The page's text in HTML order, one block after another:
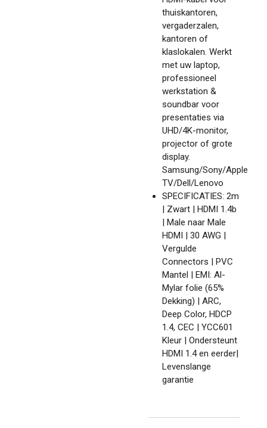
thuiskantoren,
vergaderzalen,
kantoren of
klaslokalen. Werkt
met uw laptop,
professioneel
werkstation &
soundbar voor
presentaties via
UHD/4K-monitor,
projector of grote
display.
Samsung/Sony/Apple
TV/Dell/Lenovo
SPECIFICATIES: 2m
| Zwart | HDMI 1.4b
| Male naar Male
HDMI | 30 AWG |
Vergulde
Connectors | PVC
Mantel | EMI: Al-
Mylar folie (65%
Dekking) | ARC,
Deep Color, HDCP
1.4, CEC | YCC601
Kleur | Ondersteunt
HDMI 1.4 en eerder|
Levenslange
garantie